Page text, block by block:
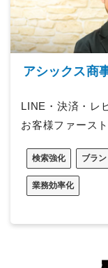
アシックス商
LINE・決済・レ
お客様ファース
検索強化 ブラ
業務効率化